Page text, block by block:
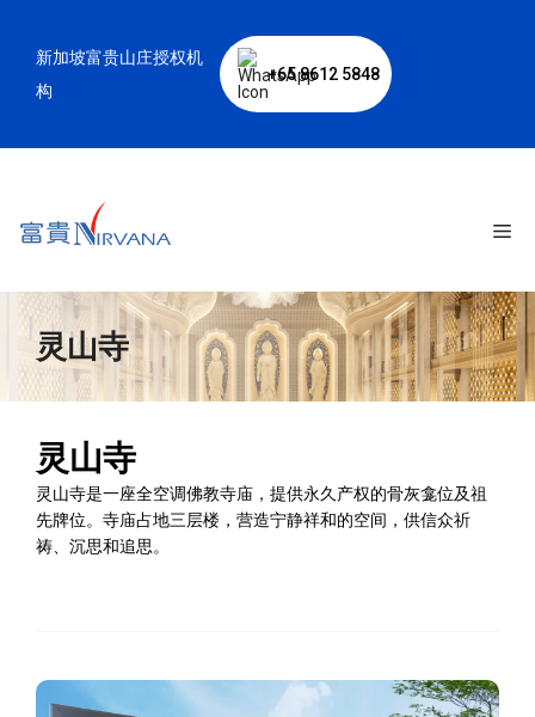
新加坡富贵山庄授权机
构
+65 8612 5848
菜
单
灵山寺
灵山寺
灵山寺是一座全空调佛教寺庙，提供永久产权的骨灰龛位及祖
先牌位。寺庙占地三层楼，营造宁静祥和的空间，供信众祈
祷、沉思和追思。